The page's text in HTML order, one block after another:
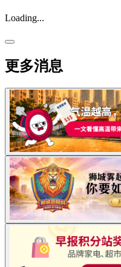
Loading...
更多消息